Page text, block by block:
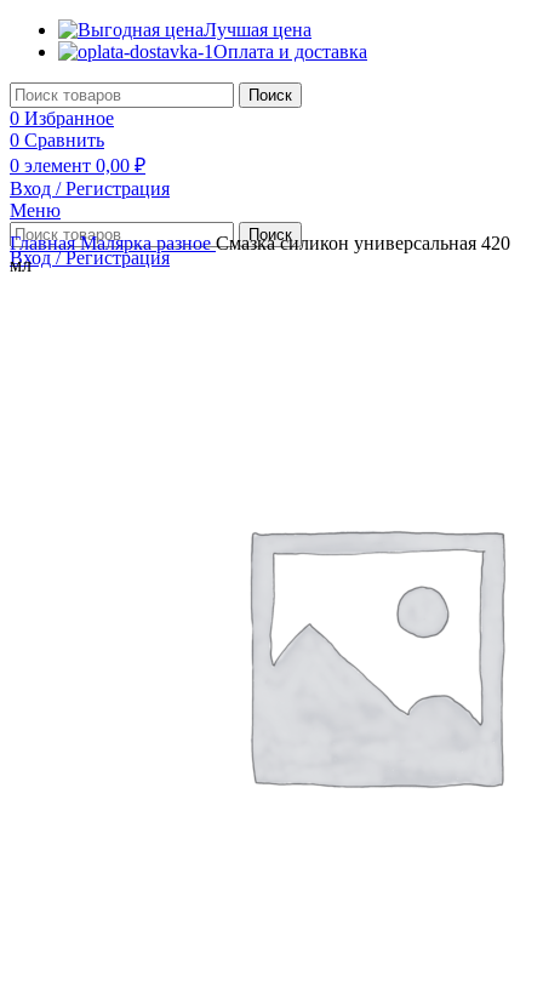
Лучшая цена
Оплата и доставка
Поиск
0 Избранное
0 Сравнить
0 элемент 0,00 ₽
Вход / Регистрация
Меню
Поиск
Вход / Регистрация
ГлавнаяМалярка разноеСмазка силикон универсальная 420
мл